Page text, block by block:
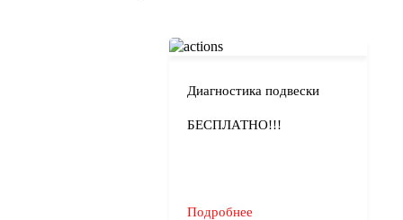
Диагностика подвески
БЕСПЛАТНО!!!
Подробнее